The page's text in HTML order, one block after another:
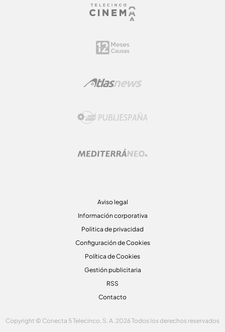
Aviso legal
Información corporativa
Politica de privacidad
Configuración de Cookies
Política de Cookies
Gestión publicitaria
RSS
Contacto
Copyright © Conecta 5 Telecinco, S. A. 2026 Todos los derechos reservados